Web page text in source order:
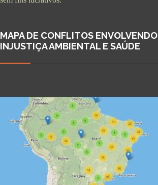
MAPA DE CONFLITOS ENVOLVENDO
INJUSTIÇA AMBIENTAL E SAÚDE